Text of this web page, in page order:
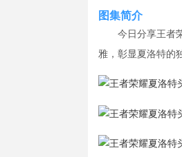
图集简介
今日分享王者
雅，彰显夏洛特的